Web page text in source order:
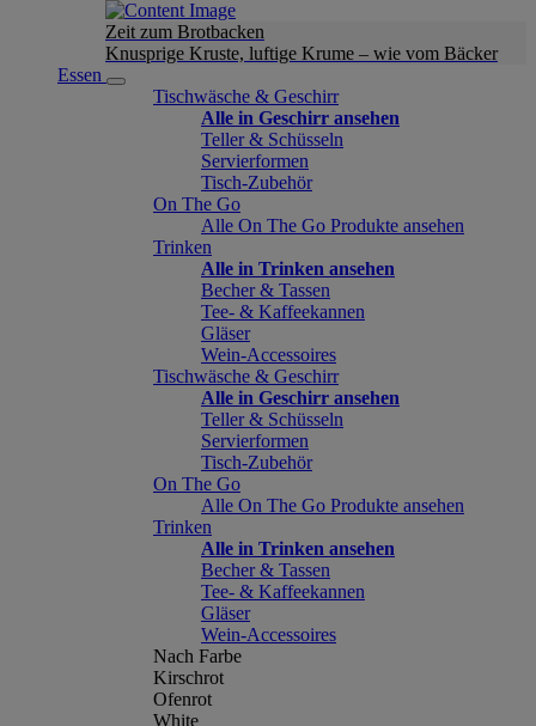
Zeit zum Brotbacken
Knusprige Kruste, luftige Krume – wie vom Bäcker
Essen
Tischwäsche & Geschirr
Alle in Geschirr ansehen
Teller & Schüsseln
Servierformen
Tisch-Zubehör
On The Go
Alle On The Go Produkte ansehen
Trinken
Alle in Trinken ansehen
Becher & Tassen
Tee- & Kaffeekannen
Gläser
Wein-Accessoires
Tischwäsche & Geschirr
Alle in Geschirr ansehen
Teller & Schüsseln
Servierformen
Tisch-Zubehör
On The Go
Alle On The Go Produkte ansehen
Trinken
Alle in Trinken ansehen
Becher & Tassen
Tee- & Kaffeekannen
Gläser
Wein-Accessoires
Nach Farbe
Kirschrot
Ofenrot
White